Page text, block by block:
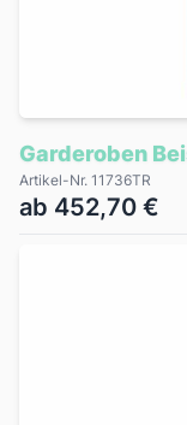
Garderoben
Artikel-Nr. 11736TR
ab 452,70 €